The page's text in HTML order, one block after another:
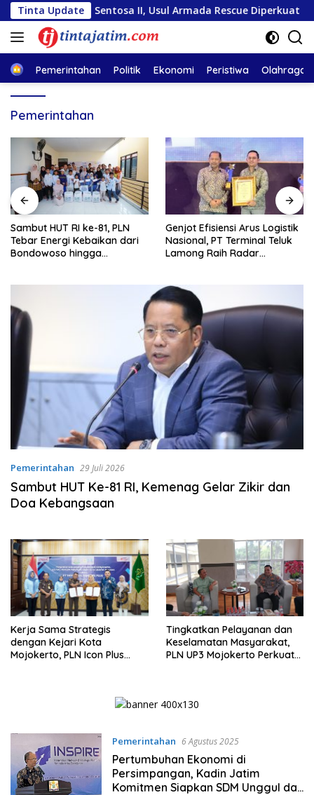
Langsung
ke
konten
Tinta Update
Sentosa II, Usul Armada Rescue Diperkuat
HomePemerintahan Politik Ekonomi Peristiwa Olahraga
Pemerintahan
Sambut HUT RI ke-81, PLN
Tebar Energi Kebaikan dari
Bondowoso hingga
Genjot Efisiensi Arus Logistik
Nasional, PT Terminal Teluk
Lamong Raih Radar
Pemerintahan 29 Juli 2026
Sambut HUT Ke-81 RI, Kemenag Gelar Zikir dan
Doa Kebangsaan
Kerja Sama Strategis
dengan Kejari Kota
Mojokerto, PLN Icon Plus
Tingkatkan Pelayanan dan
Keselamatan Masyarakat,
PLN UP3 Mojokerto Perkuat
Pemerintahan 6 Agustus 2025
Pertumbuhan Ekonomi di
Persimpangan, Kadin Jatim
Komitmen Siapkan SDM Unggul dan